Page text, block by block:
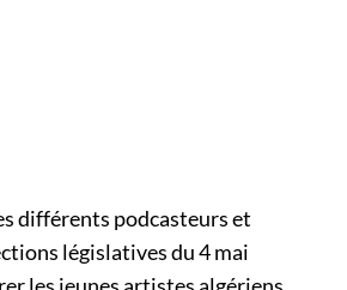
différents podcasteurs et
législatives du 4 mai
les jeunes artistes algériens.